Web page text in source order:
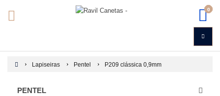
0
Lapiseiras Pentel P209 clássica 0,9mm
PENTEL